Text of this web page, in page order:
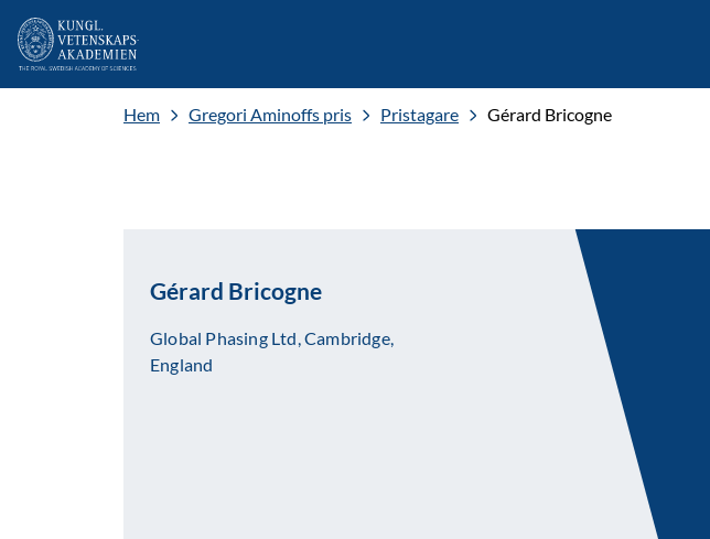
Hem Gregori Aminoffs pris Pristagare Gérard Bricogne
Gérard Bricogne
Global Phasing Ltd, Cambridge,
England